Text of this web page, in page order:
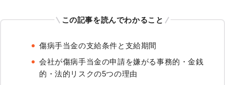
この記事を読んでわかること
傷病手当金の支給条件と支給期間
会社が傷病手当金の申請を嫌がる事務的・金銭
的・法的リスクの5つの理由